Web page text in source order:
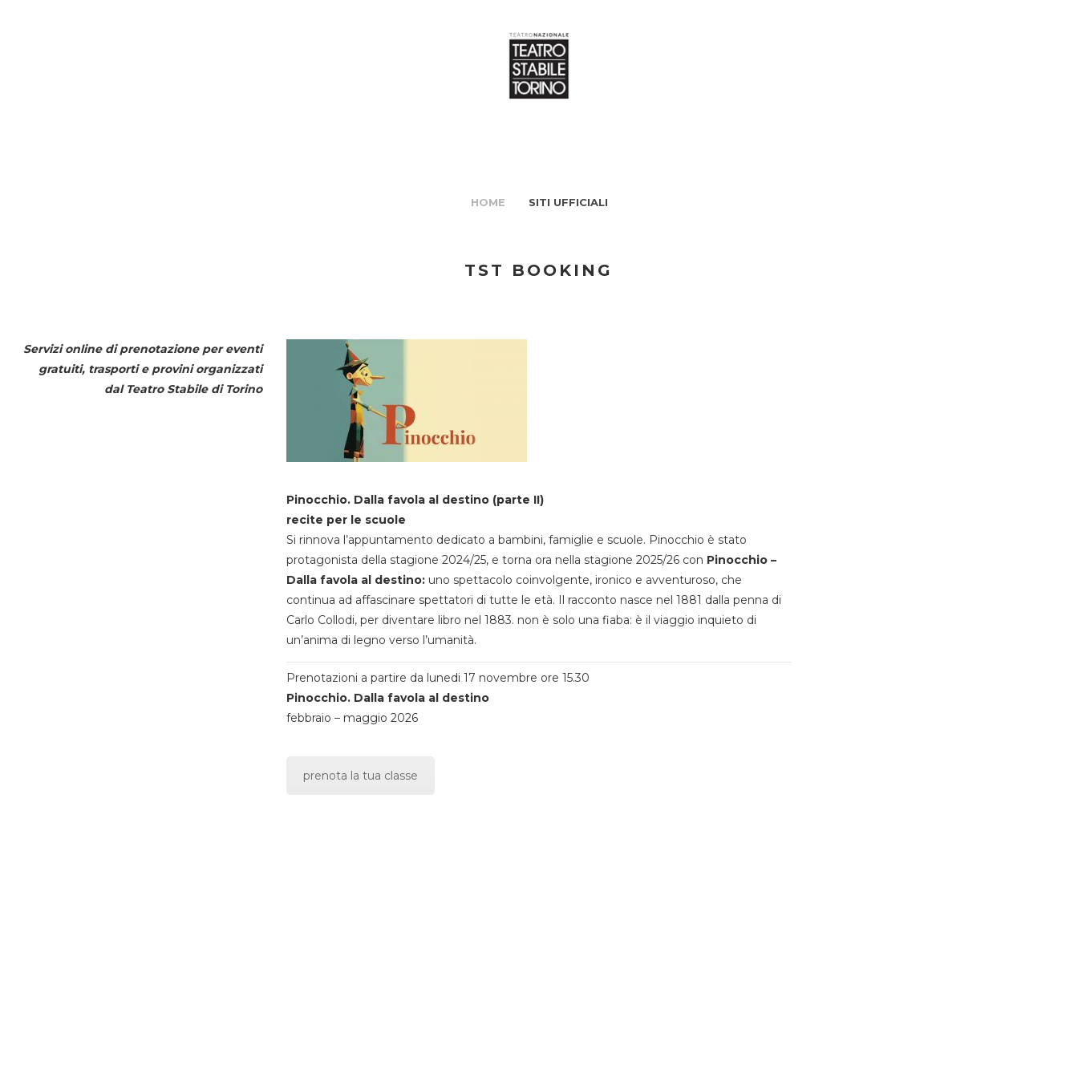
HOME SITI UFFICIALI
TST BOOKING
Servizi online di prenotazione per eventi
gratuiti, trasporti e provini organizzati
dal Teatro Stabile di Torino
Pinocchio. Dalla favola al destino (parte II)
recite per le scuole
Si rinnova l’appuntamento dedicato a bambini, famiglie e scuole. Pinocchio è stato
protagonista della stagione 2024/25, e torna ora nella stagione 2025/26 con Pinocchio –
Dalla favola al destino:uno spettacolo coinvolgente, ironico e avventuroso, che
continua ad affascinare spettatori di tutte le età. Il racconto nasce nel 1881 dalla penna di
Carlo Collodi, per diventare libro nel 1883. non è solo una fiaba: è il viaggio inquieto di
un’anima di legno verso l’umanità.
Prenotazioni a partire da lunedi 17 novembre ore 15.30
Pinocchio. Dalla favola al destino
febbraio – maggio 2026
prenota la tua classe